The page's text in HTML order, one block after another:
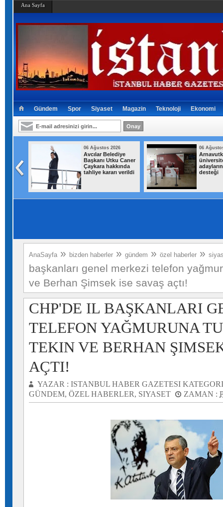
Ana Sayfa
Gündem Spor Siyaset Magazin Teknoloji Ekonomi
attı!
06 Ağustos 2026
Avcılar Belediye
Başkanı Utku Caner
Çaykara hakkında
tahliye kararı verildi
06
desteği
AnaSayfa » bizden haberler » gündem » özel haberler »
başkanları genel merkezi telefon
ve Berhan Şimsek ise savaş açtı!
CHP'DE IL BAŞKANLARI
TELEFON YAĞMURUNA
TEKIN VE BERHAN
AÇTI!
YAZAR : ISTANBUL HABER GAZETESI
GÜNDEM, ÖZEL HABERLER, SIYASET ZAMAN :